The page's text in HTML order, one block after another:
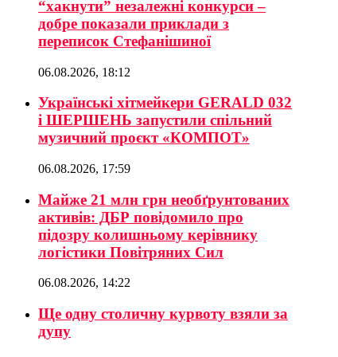
“хакнути” незалежні конкурси –
добре показали приклади з
переписок Стефанішиної
06.08.2026, 18:12
Українські хітмейкери GERALD 032
і ШЕРШЕНЬ запустили спільний
музичний проєкт «КОМПОТ»
06.08.2026, 17:59
Майже 21 млн грн необґрунтованих
активів: ДБР повідомило про
підозру колишньому керівнику
логістики Повітряних Сил
06.08.2026, 14:22
Ще одну столичну курвоту взяли за
дупу